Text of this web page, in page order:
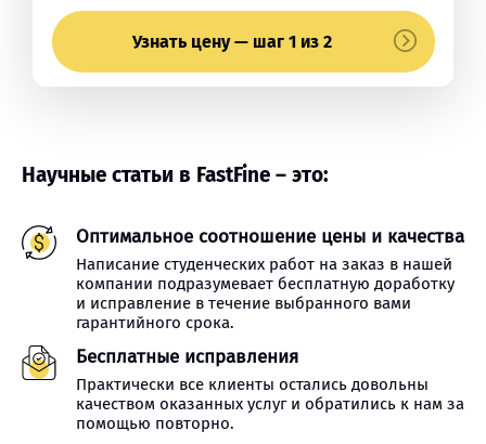
Узнать цену — шаг 1 из 2
Научные статьи в FastFine – это:
Оптимальное соотношение цены и качества
Написание студенческих работ на заказ в нашей
компании подразумевает бесплатную доработку
и исправление в течение выбранного вами
гарантийного срока.
Бесплатные исправления
Практически все клиенты остались довольны
качеством оказанных услуг и обратились к нам за
помощью повторно.